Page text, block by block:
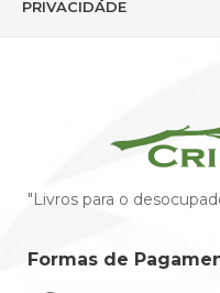
PRIVACIDADE
"Livros para o
Formas de